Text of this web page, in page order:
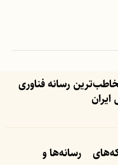
رسانه فناوری
ایران
رسانه‌ها و